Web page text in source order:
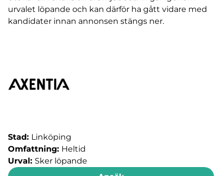
urvalet löpande och kan därför ha gått vidare med
kandidater innan annonsen stängs ner.
Stad: Linköping
Omfattning: Heltid
Urval: Sker löpande